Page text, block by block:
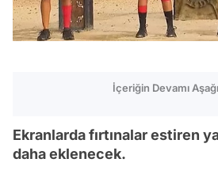
İçeriğin Devamı
Ekranlarda fırtınalar estiren
daha eklenecek.